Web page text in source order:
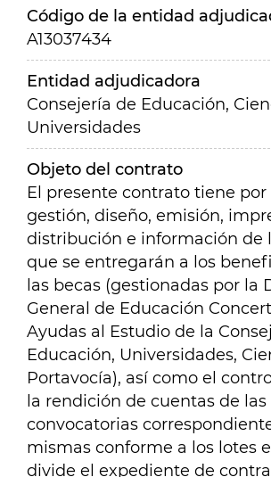
Código de la entidad
A13037434
Entidad adjudicadora
Consejería de Educación,
Universidades
Objeto del contrato
El presente contrato tiene por
gestión, diseño, emisión,
distribución e información de
que se entregarán a los
las becas (gestionadas por la
General de Educación
Ayudas al Estudio de la
Educación, Universidades,
Portavocía), así como el
la rendición de cuentas de las
convocatorias
mismas conforme a los lotes
divide el expediente de